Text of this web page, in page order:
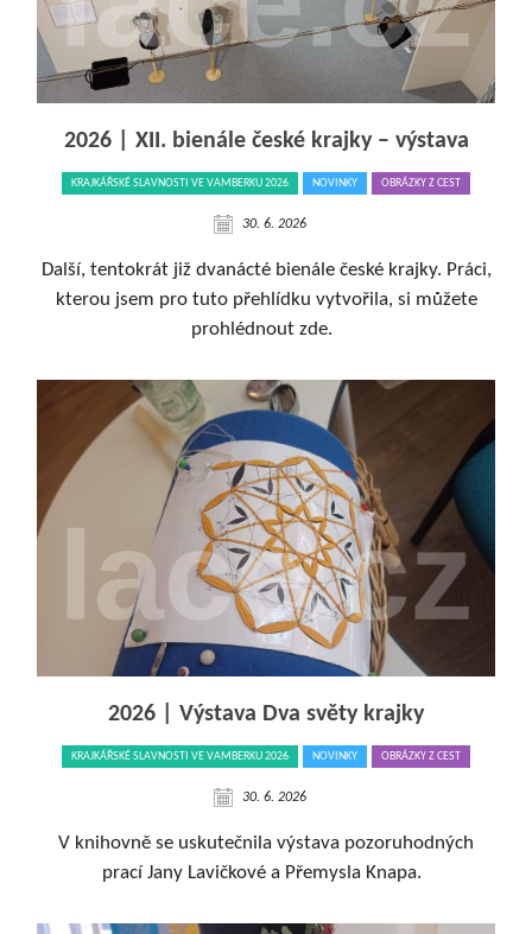
2026 | XII. bienále české krajky – výstava
KRAJKÁŘSKÉ SLAVNOSTI VE VAMBERKU 2026 NOVINKY OBRÁZKY Z CEST
30. 6. 2026
Další, tentokrát již dvanácté bienále české krajky. Práci,
kterou jsem pro tuto přehlídku vytvořila, si můžete
prohlédnout zde.
2026 | Výstava Dva světy krajky
KRAJKÁŘSKÉ SLAVNOSTI VE VAMBERKU 2026 NOVINKY OBRÁZKY Z CEST
30. 6. 2026
V knihovně se uskutečnila výstava pozoruhodných
prací Jany Lavičkové a Přemysla Knapa.